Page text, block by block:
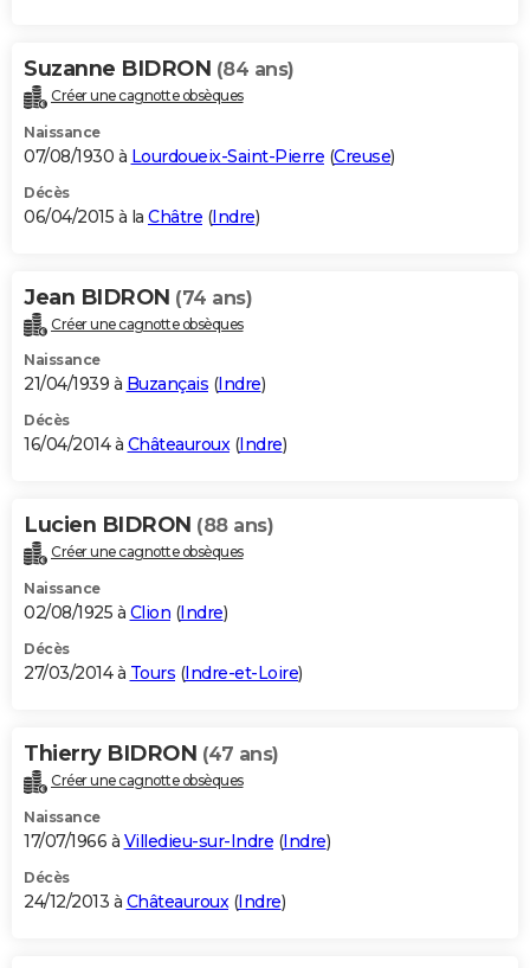
Suzanne BIDRON (84 ans)
Créer une cagnotte obsèques
Naissance
07/08/1930 à Lourdoueix-Saint-Pierre (Creuse)
Décès
06/04/2015 à la Châtre (Indre)
Jean BIDRON (74 ans)
Créer une cagnotte obsèques
Naissance
21/04/1939 à Buzançais (Indre)
Décès
16/04/2014 à Châteauroux(Indre)
Lucien BIDRON (88 ans)
Créer une cagnotte obsèques
Naissance
02/08/1925 à Clion (Indre)
Décès
27/03/2014 à Tours (Indre-et-Loire)
Thierry BIDRON (47 ans)
Créer une cagnotte obsèques
Naissance
17/07/1966 à Villedieu-sur-Indre (Indre)
Décès
24/12/2013 à Châteauroux(Indre)